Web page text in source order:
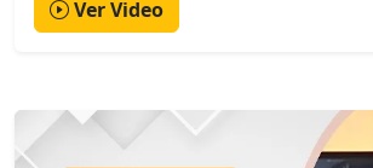
Ver Video